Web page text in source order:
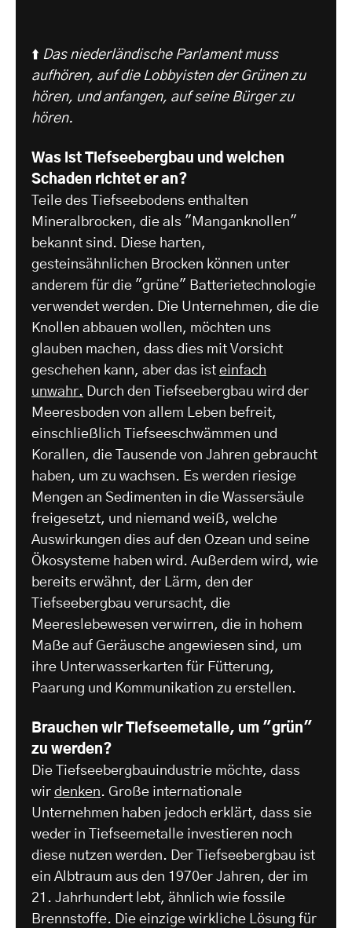
⬆️ Das niederländische Parlament muss
aufhören, auf die Lobbyisten der Grünen zu
hören, und anfangen, auf seine Bürger zu
hören.
Was ist Tiefseebergbau und welchen
Schaden richtet er an?
Teile des Tiefseebodens enthalten
Mineralbrocken, die als "Manganknollen"
bekannt sind. Diese harten,
gesteinsähnlichen Brocken können unter
anderem für die "grüne" Batterietechnologie
verwendet werden. Die Unternehmen, die die
Knollen abbauen wollen, möchten uns
glauben machen, dass dies mit Vorsicht
geschehen kann, aber das ist einfach
unwahr. Durch den Tiefseebergbau wird der
Meeresboden von allem Leben befreit,
einschließlich Tiefseeschwämmen und
Korallen, die Tausende von Jahren gebraucht
haben, um zu wachsen. Es werden riesige
Mengen an Sedimenten in die Wassersäule
freigesetzt, und niemand weiß, welche
Auswirkungen dies auf den Ozean und seine
Ökosysteme haben wird. Außerdem wird, wie
bereits erwähnt, der Lärm, den der
Tiefseebergbau verursacht, die
Meereslebewesen verwirren, die in hohem
Maße auf Geräusche angewiesen sind, um
ihre Unterwasserkarten für Fütterung,
Paarung und Kommunikation zu erstellen.
Brauchen wir Tiefseemetalle, um "grün"
zu werden?
Die Tiefseebergbauindustrie möchte, dass
wir denken. Große internationale
Unternehmen haben jedoch erklärt, dass sie
weder in Tiefseemetalle investieren noch
diese nutzen werden. Der Tiefseebergbau ist
ein Albtraum aus den 1970er Jahren, der im
21. Jahrhundert lebt, ähnlich wie fossile
Brennstoffe. Die einzige wirkliche Lösung für